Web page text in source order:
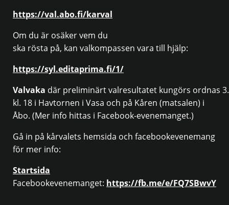
https://val.abo.fi/karval
Om du är osäker vem du
ska rösta på, kan valkompassen vara till hjälp:
https://syl.editaprima.fi/1/
Valvaka där preliminärt valresultatet kungörs ordnas
kl. 18 i Havtornen i Vasa och på Kåren (matsalen) i
Åbo. (Mer info hittas i Facebook-evenemanget.)
Gå in på kårvalets hemsida och facebookevenemang
för mer info:
Startsida
Facebookevenemanget: https://fb.me/e/FQ7SBwvY